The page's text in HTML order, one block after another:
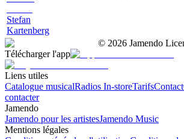
Stefan
Kartenberg
© 2026 Jamendo
Télécharger l'app
Liens utiles
Catalogue musicalRadios In-storeTarifsContact
contacter
Jamendo
Jamendo pour les artistesJamendo Music
Mentions légales